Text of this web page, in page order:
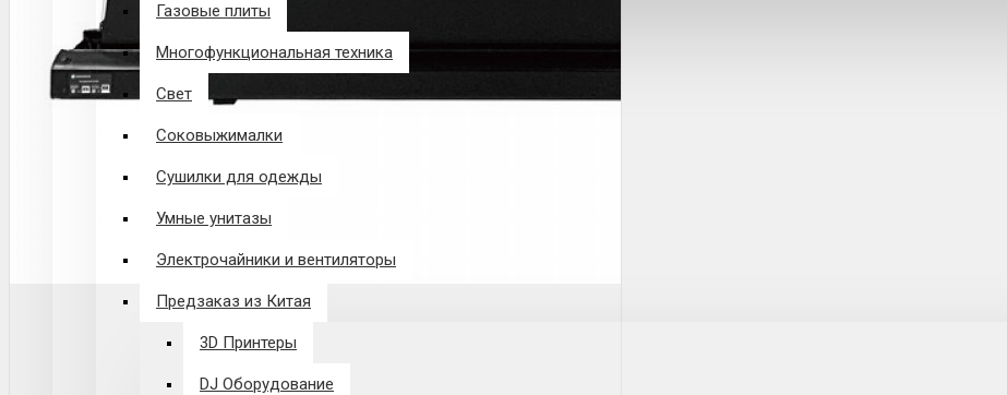
Газовые плиты
Многофункциональная техника
Свет
Соковыжималки
Сушилки для одежды
Умные унитазы
Электрочайники и вентиляторы
Предзаказ из Китая
3D Принтеры
DJ Оборудование